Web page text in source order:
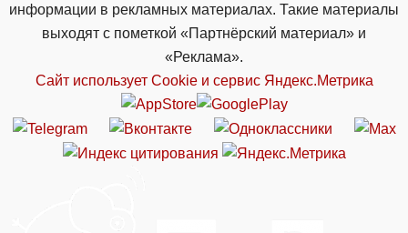
информации в рекламных материалах. Такие материалы
выходят с пометкой «Партнёрский материал» и
«Реклама».
Сайт использует Cookie и сервиc Яндекс.Метрика